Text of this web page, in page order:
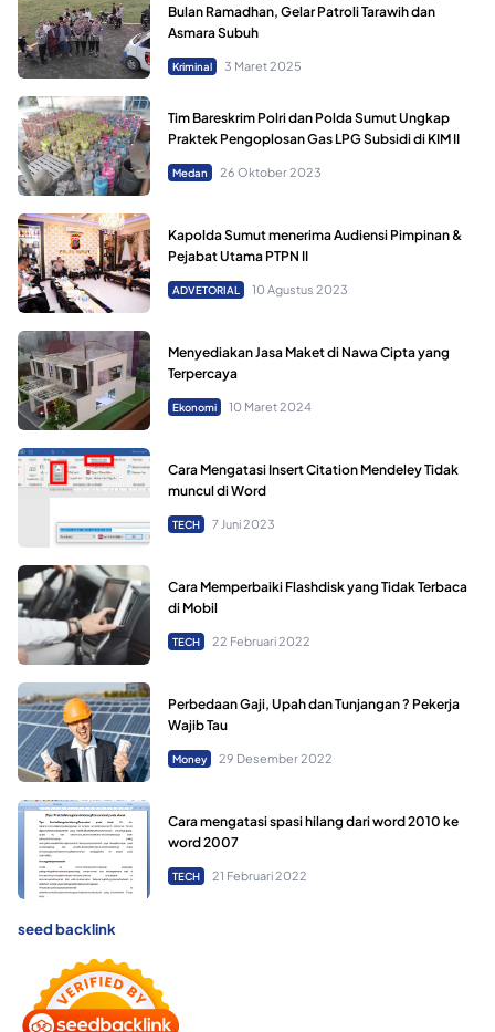
Bulan Ramadhan, Gelar Patroli Tarawih dan
Asmara Subuh
Kriminal 3 Maret 2025
Tim Bareskrim Polri dan Polda Sumut Ungkap
Praktek Pengoplosan Gas LPG Subsidi di KIM II
Medan 26 Oktober 2023
Kapolda Sumut menerima Audiensi Pimpinan &
Pejabat Utama PTPN II
ADVETORIAL 10 Agustus 2023
Menyediakan Jasa Maket di Nawa Cipta yang
Terpercaya
Ekonomi 10 Maret 2024
Cara Mengatasi Insert Citation Mendeley Tidak
muncul di Word
TECH 7 Juni 2023
Cara Memperbaiki Flashdisk yang Tidak Terbaca
di Mobil
TECH 22 Februari 2022
Perbedaan Gaji, Upah dan Tunjangan ? Pekerja
Wajib Tau
Money 29 Desember 2022
Cara mengatasi spasi hilang dari word 2010 ke
word 2007
TECH 21 Februari 2022
seed backlink